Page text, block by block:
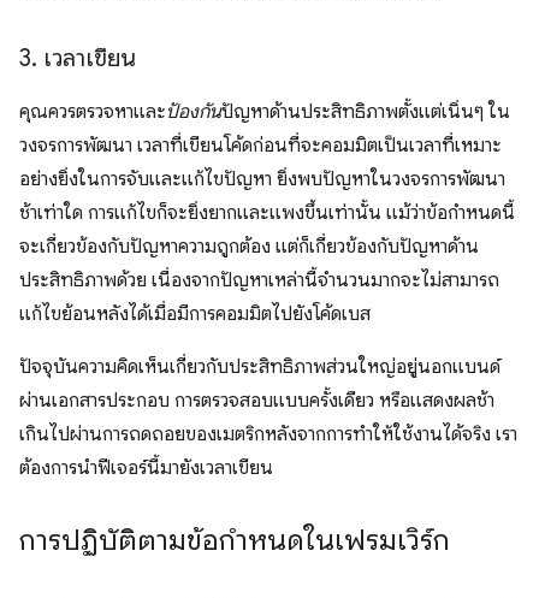
3. เวลาเขียน
คุณควรตรวจหาและป้องกันปัญหาด้านประสิทธิภาพตั้งแต่เนิ่นๆ ใน
วงจรการพัฒนา เวลาที่เขียนโค้ดก่อนที่จะคอมมิตเป็นเวลาที่เหมาะ
อย่างยิ่งในการจับและแก้ไขปัญหา ยิ่งพบปัญหาในวงจรการพัฒนา
ช้าเท่าใด การแก้ไขก็จะยิ่งยากและแพงขึ้นเท่านั้น แม้ว่าข้อกำหนดนี้
จะเกี่ยวข้องกับปัญหาความถูกต้อง แต่ก็เกี่ยวข้องกับปัญหาด้าน
ประสิทธิภาพด้วย เนื่องจากปัญหาเหล่านี้จำนวนมากจะไม่สามารถ
แก้ไขย้อนหลังได้เมื่อมีการคอมมิตไปยังโค้ดเบส
ปัจจุบันความคิดเห็นเกี่ยวกับประสิทธิภาพส่วนใหญ่อยู่นอกแบนด์
ผ่านเอกสารประกอบ การตรวจสอบแบบครั้งเดียว หรือแสดงผลช้า
เกินไปผ่านการถดถอยของเมตริกหลังจากการทําให้ใช้งานได้จริง เรา
ต้องการนําฟีเจอร์นี้มายังเวลาเขียน
การปฏิบัติตามข้อกำหนดในเฟรมเวิร์ก